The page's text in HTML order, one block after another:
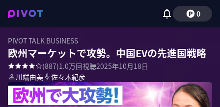
0
PIVOT TALK BUSINESS
欧州マーケットで攻勢。中国EVの先進国戦略
(887)1.0万回視聴2025年10月18日
川端由美
佐々木紀彦